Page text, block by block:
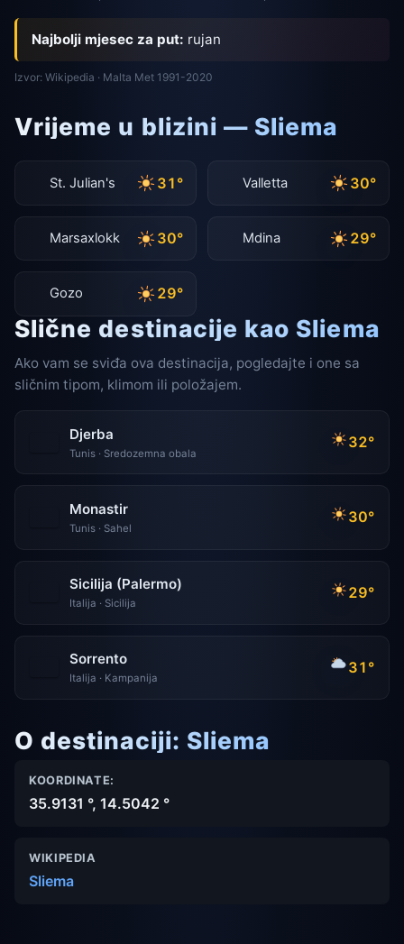
Najbolji mjesec za put: rujan
Izvor: Wikipedia · Malta Met 1991-2020
Vrijeme u blizini — Sliema
St. Julian's 31° Valletta 30°
Marsaxlokk 30° Mdina 29°
Gozo 29°
Slične destinacije kao Sliema
Ako vam se sviđa ova destinacija, pogledajte i one sa
sličnim tipom, klimom ili položajem.
Djerba
Tunis · Sredozemna obala
32°
Monastir
Tunis · Sahel
30°
Sicilija (Palermo)
Italija · Sicilija
29°
Sorrento
Italija · Kampanija
31°
O destinaciji: Sliema
KOORDINATE:
35.9131 °, 14.5042 °
WIKIPEDIA
Sliema